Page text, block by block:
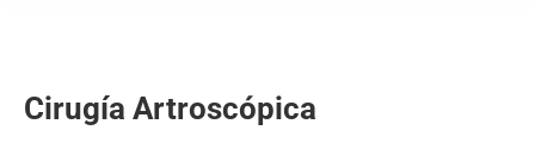
Cirugía Artroscópica